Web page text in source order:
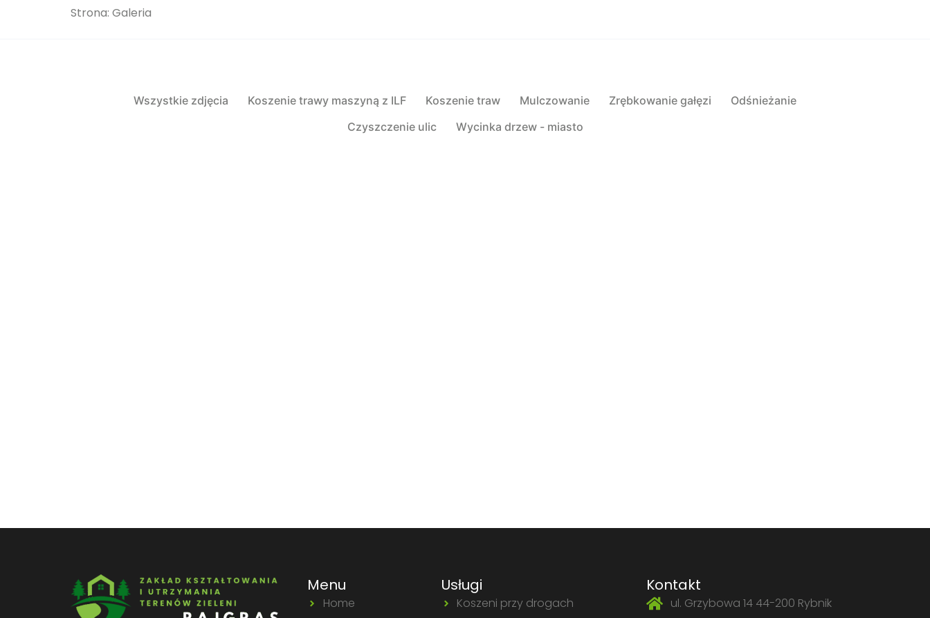
Strona: Galeria
Wszystkie zdjęcia Koszenie trawy maszyną z ILF Koszenie traw Mulczowanie Zrębkowanie gałęzi
Odśnieżanie
Czyszczenie ulic
Wycinka drzew - miasto
Menu
Home
Usługi
Koszeni przy drogach
Kontakt
ul. Grzybowa 14 44-200 Rybnik